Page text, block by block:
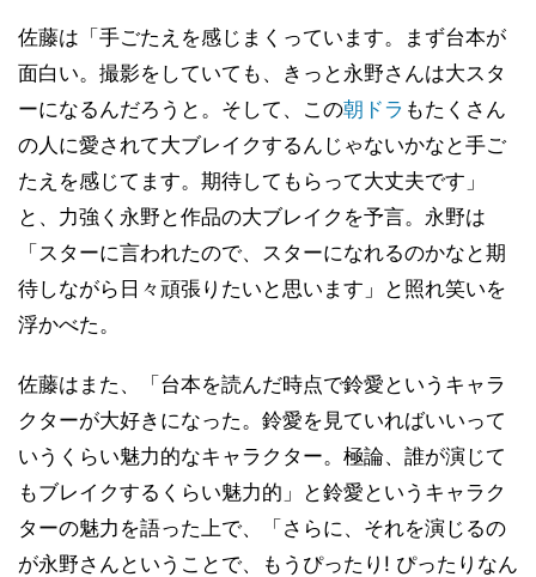
佐藤は「手ごたえを感じまくっています。まず台本が
面白い。撮影をしていても、きっと永野さんは大スタ
ーになるんだろうと。そして、この朝ドラ もたくさん
の人に愛されて大ブレイクするんじゃないかなと手ご
たえを感じてます。期待してもらって大丈夫です」
と、力強く永野と作品の大ブレイクを予言。永野は
「スターに言われたので、スターになれるのかなと期
待しながら日々頑張りたいと思います」と照れ笑いを
浮かべた。
佐藤はまた、「台本を読んだ時点で鈴愛というキャラ
クターが大好きになった。鈴愛を見ていればいいって
いうくらい魅力的なキャラクター。極論、誰が演じて
もブレイクするくらい魅力的」と鈴愛というキャラク
ターの魅力を語った上で、「さらに、それを演じるの
が永野さんということで、もうぴったり! ぴったりなん